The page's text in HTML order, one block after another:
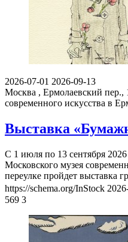
2026-07-01 2026-09-13
Москва , Ермолаевский пер.,
современного искусства в
Выставка
С 1 июля по 13 сентября
Московского музея
переулке пройдет выставка
https://schema.org/InStock
569 3